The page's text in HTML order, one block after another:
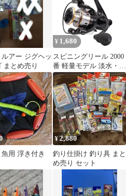
アー ジグヘッ
まとめ売り
¥ 1,680
スピニングリール 2000
番 軽量モデル 淡水・海
釣り 釣り具 アウトドア
用 浮き付き
¥2,880
釣り仕掛け 釣り具 まと
め売り セット